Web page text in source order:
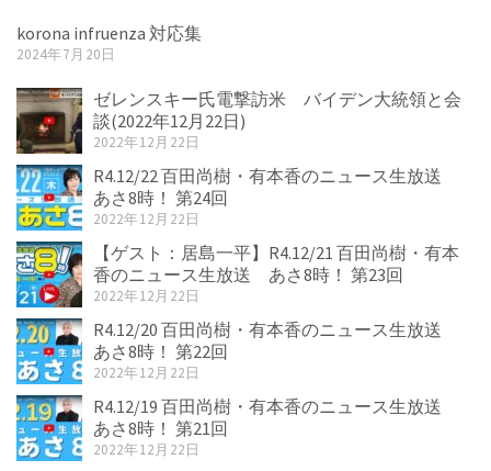
korona infruenza 対応集
2024年7月20日
ゼレンスキー氏電撃訪米 バイデン大統領と会
談(2022年12月22日)
2022年12月22日
R4.12/22 百田尚樹・有本香のニュース生放送
あさ8時！ 第24回
2022年12月22日
【ゲスト：居島一平】R4.12/21 百田尚樹・有本
香のニュース生放送 あさ8時！ 第23回
2022年12月22日
R4.12/20 百田尚樹・有本香のニュース生放送
あさ8時！ 第22回
2022年12月22日
R4.12/19 百田尚樹・有本香のニュース生放送
あさ8時！ 第21回
2022年12月22日